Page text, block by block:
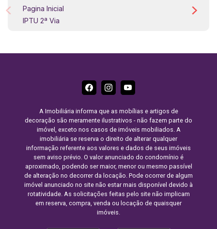
Pagina Inicial
IPTU 2ª Via
A Imobiliária informa que as mobílias e artigos de
decoração são meramente ilustrativos - não fazem parte do
imóvel, exceto nos casos de imóveis mobiliados. A
imobiliária se reserva o direito de alterar qualquer
informação referente aos valores e dados de seus imóveis
sem aviso prévio. O valor anunciado do condomínio é
aproximado, podendo ser maior, menor ou mesmo passível
de alteração no decorrer da locação. Pode ocorrer de algum
imóvel anunciado no site não estar mais disponível devido à
rotatividade. As solicitações feitas pelo site não implicam
em reserva, compra, venda ou locação de quaisquer
imóveis.